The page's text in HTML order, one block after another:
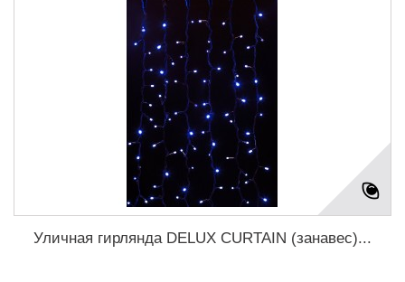
Уличная гирлянда DELUX CURTAIN (занавес)...